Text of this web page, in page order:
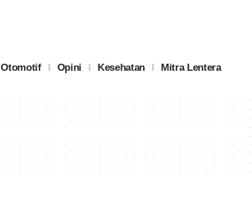
Otomotif Opini Kesehatan Mitra Lentera